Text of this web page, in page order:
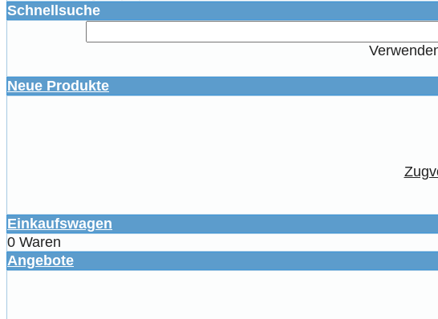
Schnellsuche
Neue Produkte
Einkaufswagen
0 Waren
Angebote